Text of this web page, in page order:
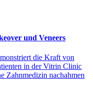
und Veneers
die Kraft von
in der Vitrin Clinic
Zahnmedizin nachahmen